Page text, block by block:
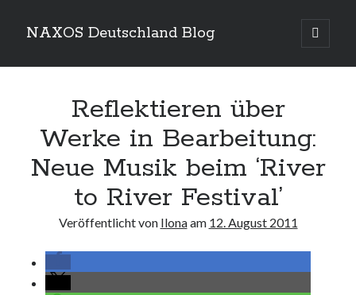
NAXOS Deutschland Blog
öffnen
Sidebar
Kategorien
Neueste Beiträge
NAXOS Deutschland freut sich über diese ICMA 2026-
Reflektieren über
Werke in Bearbeitung:
Neue Musik beim ‘River
to River Festival’
Veröffentlicht von Ilonaam 12. August 2011